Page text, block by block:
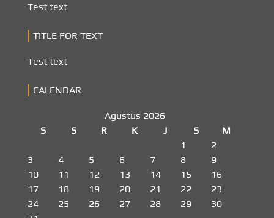
Test text
TITLE FOR TEXT
Test text
CALENDAR
Agustus 2026
S
S R K J S
M
1
2
3
4 5 6 7 8
9
10
11 12 13 14 15
16
17
18 19 20 21 22
23
24
25 26 27 28 29
30